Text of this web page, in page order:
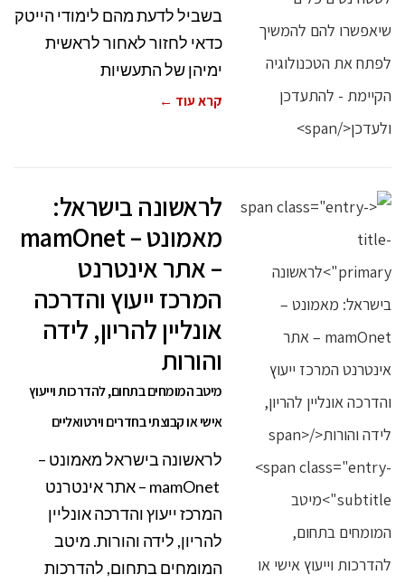
בשביל לדעת מהם לימודי הייטק
כדאי לחזור לאחור לראשית
ימיהן של התעשיות
קרא עוד ←
לראשונה בישראל:
מאמונט – mamOnet
– אתר אינטרנט
המרכז ייעוץ והדרכה
אונליין להריון, לידה
והורות
מיטב המומחים בתחום, להדרכות וייעוץ
אישי או קבוצתי בחדרים וירטואליים
לראשונה בישראל מאמונט –
mamOnet – אתר אינטרנט
המרכז ייעוץ והדרכה אונליין
להריון, לידה והורות. מיטב
המומחים בתחום, להדרכות